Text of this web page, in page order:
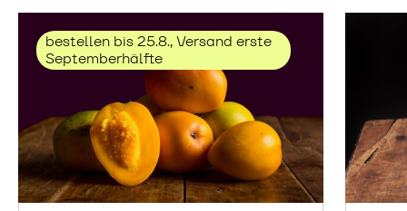
bestellen bis 25.8., Versand erste
Septemberhälfte